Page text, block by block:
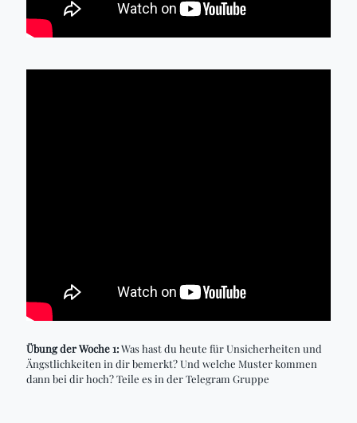
Übung der Woche 1:Was hast du heute für Unsicherheiten und
Ängstlichkeiten in dir bemerkt? Und welche Muster kommen
dann bei dir hoch? Teile es in der Telegram Gruppe